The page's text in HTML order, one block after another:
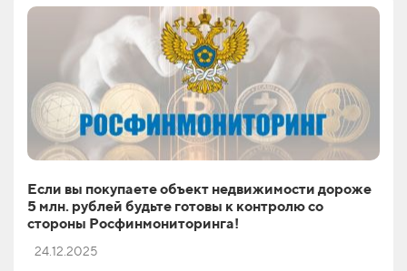
Если вы покупаете объект недвижимости дороже
5 млн. рублей будьте готовы к контролю со
стороны Росфинмониторинга!
24.12.2025